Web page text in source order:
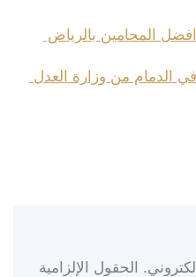
المحامين بالرياض
الدمام من وزارة العدل
الحقول الإلزامية